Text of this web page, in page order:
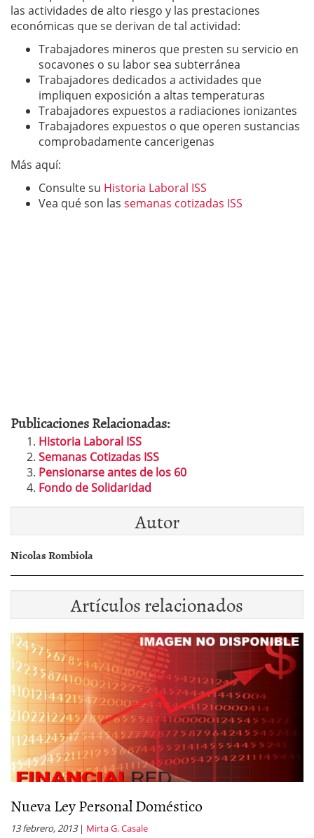
las actividades de alto riesgo y las prestaciones
económicas que se derivan de tal actividad:
Trabajadores mineros que presten su servicio en
socavones o su labor sea subterránea
Trabajadores dedicados a actividades que
impliquen exposición a altas temperaturas
Trabajadores expuestos a radiaciones ionizantes
Trabajadores expuestos o que operen sustancias
comprobadamente cancerigenas
Más aquí:
Consulte su Historia Laboral ISS
Vea qué son las semanas cotizadas ISS
Publicaciones Relacionadas:
Historia Laboral ISS
Semanas Cotizadas ISS
Pensionarse antes de los 60
Fondo de Solidaridad
Autor
Nicolas Rombiola
Artículos relacionados
Nueva Ley Personal Doméstico
13 febrero, 2013| Mirta G. Casale